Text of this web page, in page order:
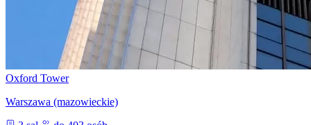
Oxford Tower
Warszawa (mazowieckie)